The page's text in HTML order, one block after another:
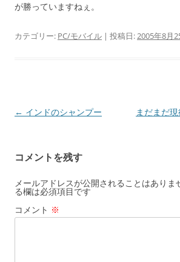
が勝っていますねぇ。
カテゴリー: PC/モバイル | 投稿日:2005年8月
投
ビ
ゲ
ー
シ
← インドのシャンプー まだまだ
コメントを残す
メールアドレスが公開されることはありま
る欄は必須項目です
コメント ※